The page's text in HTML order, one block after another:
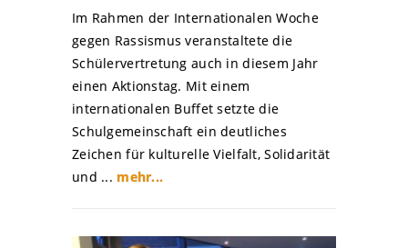
Im Rahmen der Internationalen Woche
gegen Rassismus veranstaltete die
Schülervertretung auch in diesem Jahr
einen Aktionstag. Mit einem
internationalen Buffet setzte die
Schulgemeinschaft ein deutliches
Zeichen für kulturelle Vielfalt, Solidarität
und ... mehr...